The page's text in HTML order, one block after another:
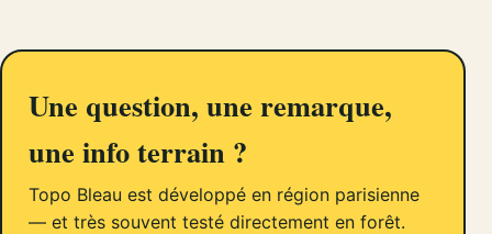
Une question, une remarque,
une info terrain ?
Topo Bleau est développé en région parisienne
— et très souvent testé directement en forêt.